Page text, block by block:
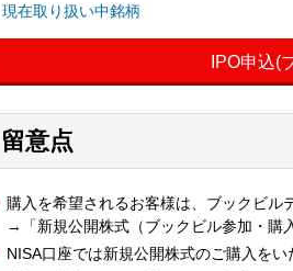
現在取り扱い中銘柄
IPO申込(
留意点
購入を希望されるお客様は、ブックビ
→「新規公開株式（ブックビル参加・購
NISA口座では新規公開株式のご購入を